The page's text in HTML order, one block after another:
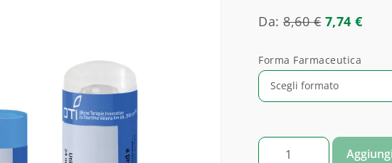
Da:8,60€ 7,74€
Forma Farmaceutica
SILICEA quantità